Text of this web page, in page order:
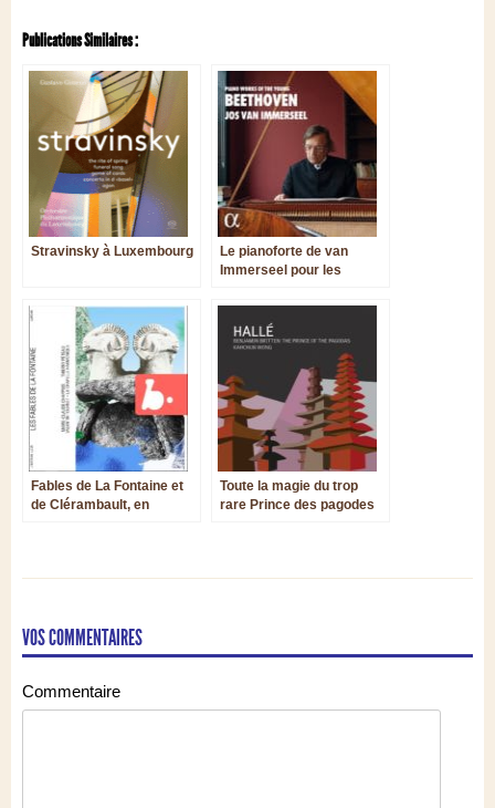
Publications Similaires :
Stravinsky à Luxembourg
Le pianoforte de van
Immerseel pour les
Beethoven
Fables de La Fontaine et
de Clérambault, en
Toute la magie du trop
rare Prince des pagodes
VOS COMMENTAIRES
Commentaire